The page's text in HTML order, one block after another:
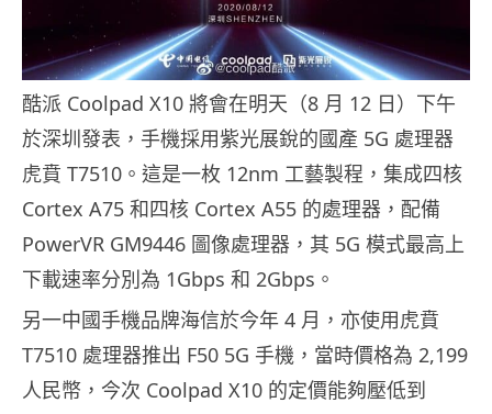
酷派 Coolpad X10 將會在明天（8 月 12 日）下午
於深圳發表，手機採用紫光展銳的國產 5G 處理器
虎賁 T7510。這是一枚 12nm 工藝製程，集成四核
Cortex A75 和四核 Cortex A55 的處理器，配備
PowerVR GM9446 圖像處理器，其 5G 模式最高上
下載速率分別為 1Gbps 和 2Gbps。
另一中國手機品牌海信於今年 4 月，亦使用虎賁
T7510 處理器推出 F50 5G 手機，當時價格為 2,199
人民幣，今次 Coolpad X10 的定價能夠壓低到